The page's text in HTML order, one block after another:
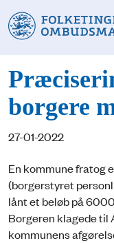
borgere
27-01-2022
En kommune fratog
(borgerstyret
lånt et beløb på
Borgeren klagede
kommunens